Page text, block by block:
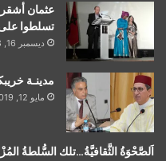
عثمان
تسلطوا
ديسمبر 16, 2018
مدينـة
مايو 12, 2019
اَلصَّحْوَةُ الثَّقافيَّةُ…تلك السُّلطةُ